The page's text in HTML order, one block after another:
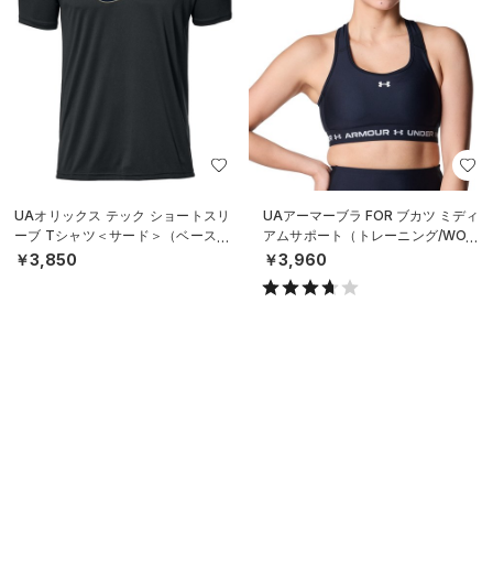
UAオリックス テック ショートスリ
ーブ Tシャツ＜サード＞（ベースボ
ール/UNISEX）
￥3,850
UAアーマーブラ FOR ブカツ ミディ
アムサポート（トレーニング/WOM
EN）
￥3,960